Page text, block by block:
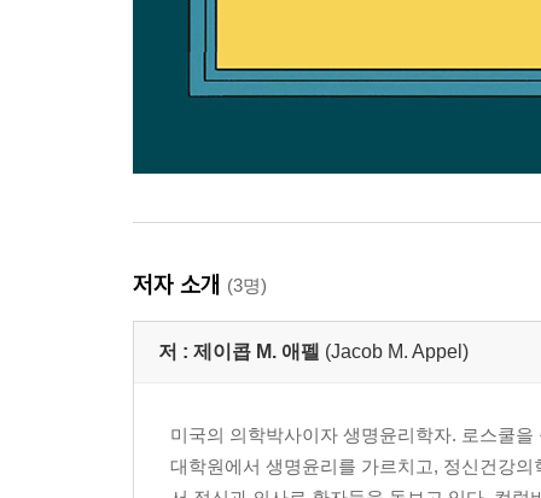
저자 소개 (3명)
저 : 제이콥 M. 애펠 (Jacob M. Appel)
미국의 의학박사이자 생명윤리학자. 로스쿨
대학원에서 생명윤리를 가르치고, 정신건강